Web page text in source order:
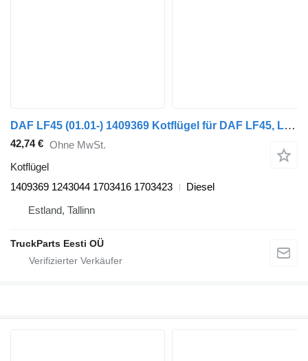
DAF LF45 (01.01-) 1409369 Kotflügel für DAF LF45, LF55, LF180, CF65, CF75, CF85 (2001-) Sattelzugmaschine
42,74 € Ohne MwSt.
Kotflügel
1409369 1243044 1703416 1703423
Diesel
Estland, Tallinn
TruckParts Eesti OÜ